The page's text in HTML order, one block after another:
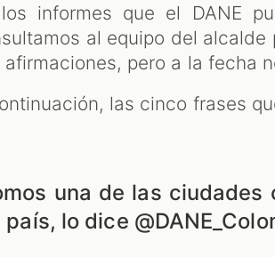
informes que el DANE
al equipo del
afirmaciones, pero a la fecha
las cinco frases
una de las
país, lo dice